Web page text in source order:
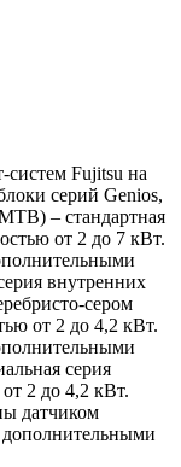
систем Fujitsu на
серий Genios,
– стандартная
от 2 до 7 кВт.
внутренних
сером
от 2 до 4,2 кВт.
серия
2 до 4,2 кВт.
датчиком